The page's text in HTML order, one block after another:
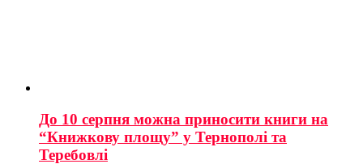
До 10 серпня можна приносити книги на
“Книжкову площу” у Тернополі та
Теребовлі